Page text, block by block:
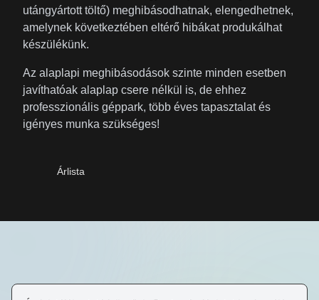
utángyártott töltő) meghibásodhatnak, elengedhetnek,
amelynek következtében eltérő hibákat produkálhat
készülékünk.
Az alaplapi meghibásodások szinte minden esetben
javíthatóak alaplap csere nélkül is, de ehhez
professzionális géppark, több éves tapasztalat és
igényes munka szükséges!
Árlista